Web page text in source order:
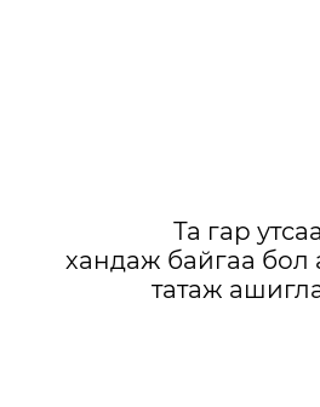
Та гар
хандаж байгаа
татаж